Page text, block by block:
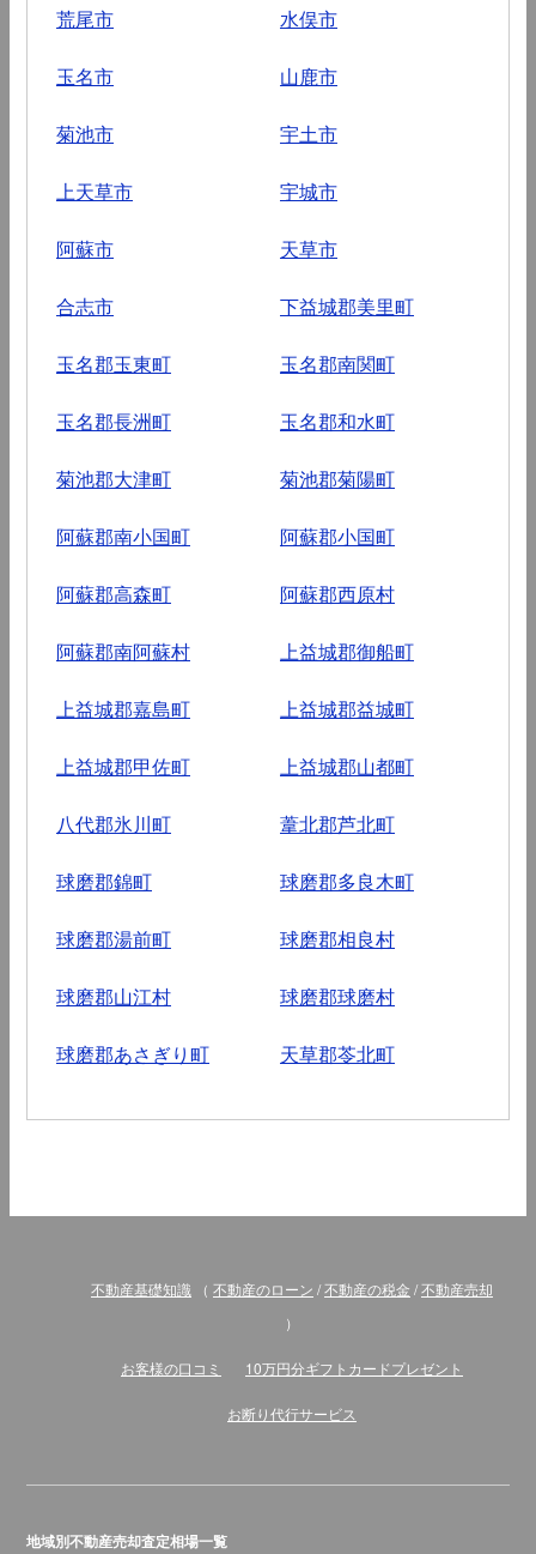
荒尾市 水俣市
玉名市 山鹿市
菊池市 宇土市
上天草市 宇城市
阿蘇市 天草市
合志市 下益城郡美里町
玉名郡玉東町 玉名郡南関町
玉名郡長洲町 玉名郡和水町
菊池郡大津町 菊池郡菊陽町
阿蘇郡南小国町 阿蘇郡小国町
阿蘇郡高森町 阿蘇郡西原村
阿蘇郡南阿蘇村 上益城郡御船町
上益城郡嘉島町 上益城郡益城町
上益城郡甲佐町 上益城郡山都町
八代郡氷川町 葦北郡芦北町
球磨郡錦町 球磨郡多良木町
球磨郡湯前町 球磨郡相良村
球磨郡山江村 球磨郡球磨村
球磨郡あさぎり町 天草郡苓北町
不動産基礎知識 （ 不動産のローン /不動産の税金 /不動産売却
）
お客様の口コミ 10万円分ギフトカードプレゼント
お断り代行サービス
地域別不動産売却査定相場一覧